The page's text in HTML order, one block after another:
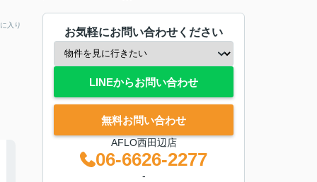
入り
お気軽にお問い合わせください
LINEからお問い合わせ
無料お問い合わせ
AFLO西田辺店
06-6626-2277
-